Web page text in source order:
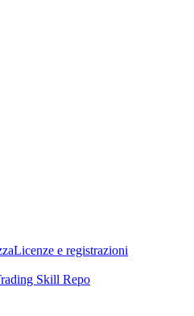
Licenze e registrazioni
Skill Repo